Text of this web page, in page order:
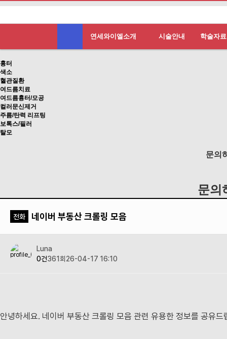
연세와이엘소개 시술안내 학술자료
흉터
색소
혈관질환
여드름치료
여드름흉터/모공
컬러문신제거
주름/탄력 리프팅
보톡스/필러
탈모
문의
문의
전화 네이버 부동산 크롤링 모음
Luna
0건361회 26-04-17 16:10
안녕하세요. 네이버 부동산 크롤링 모음 관련 유용한 정보를 공유드